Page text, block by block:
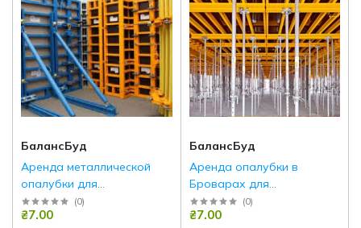
БалансБуд
Аренда металлической
опалубки для
монолитного
строительства
(0)
₴7.00
БалансБуд
Аренда опалубки в
Броварах для
строительных работ
(0)
₴7.00